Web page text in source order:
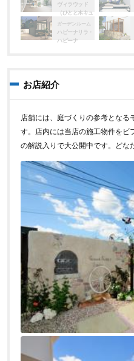
ヴィラウッド
（ひとと木キュ
アーズ）
ガーデンルーム
ハピーナリラ・
ハピーナ
お店紹介
店舗には、庭づくりの参考となる
す。店内には当店の施工物件をビ
の解説入りで大公開中です。どな